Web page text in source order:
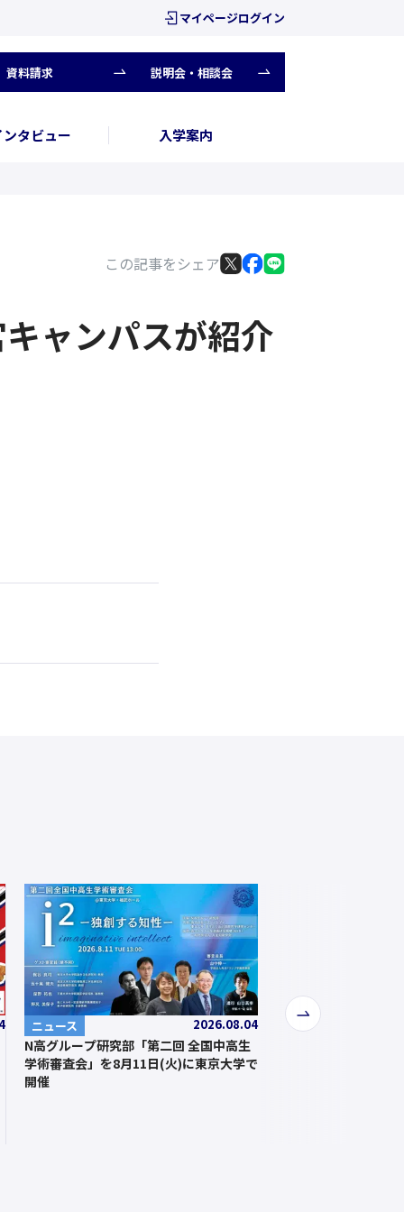
マイページログイン
資料請求 説明会・相談会
ンタビュー 入学案内
この記事をシェア
ャンパスが紹介
ニュース 2026.08.04
N高グループ研究部「第二回 全国中高生
学術審査会」を8月11日(火)に東京大学で
開催
次